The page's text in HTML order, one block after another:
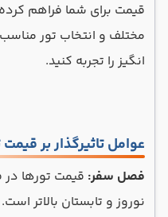
قیمت برای شما فراهم
مختلف و انتخاب تور
انگیز را تجربه کنید.
عوامل تاثیرگذار بر
فصل سفر: قیمت تورها
نوروز و تابستان بالاتر است.